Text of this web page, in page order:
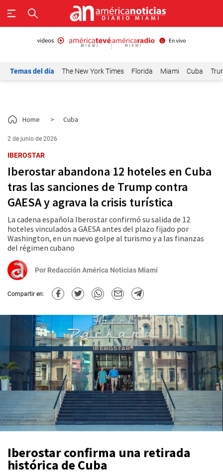
Temas del día The New York Times Florida Miami Cuba
Home > Cuba
2 de junio de 2026
IBEROSTAR
Iberostar abandona 12 hoteles en Cuba
tras las sanciones de Trump contra
GAESA y agrava la crisis turística
La cadena española Iberostar confirmó su salida de 12
hoteles vinculados a GAESA antes del plazo fijado por
Washington, en un nuevo golpe al turismo y a las finanzas
del régimen cubano
Por Redacción América Noticias Miami
Compartir en:
Iberostar confirma una retirada
histórica de Cuba